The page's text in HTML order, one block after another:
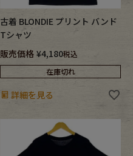
古着 BLONDIE プリント バンド
Tシャツ
販売価格 ¥4,180税込
在庫切れ
詳細を見る